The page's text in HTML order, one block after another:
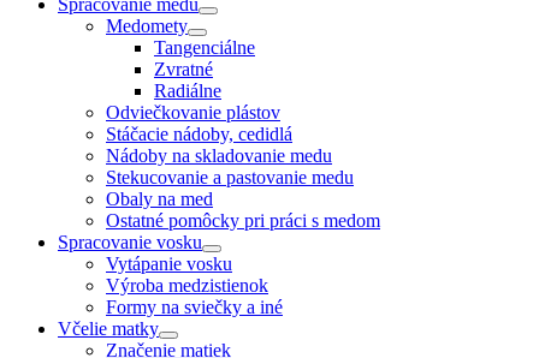
Medomety
Tangenciálne
Zvratné
Radiálne
Odviečkovanie plástov
Stáčacie nádoby, cedidlá
Nádoby na skladovanie medu
Stekucovanie a pastovanie medu
Obaly na med
Ostatné pomôcky pri práci s medom
Spracovanie vosku
Vytápanie vosku
Výroba medzistienok
Formy na sviečky a iné
Včelie matky
Značenie matiek